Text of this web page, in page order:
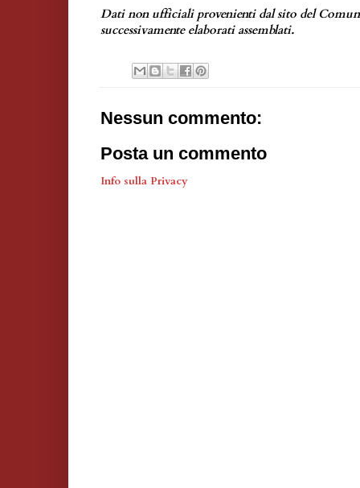
Dati non ufficiali provenienti dal sito del
successivamente elaborati assemblati.
Nessun commento:
Posta un commento
Info sulla Privacy